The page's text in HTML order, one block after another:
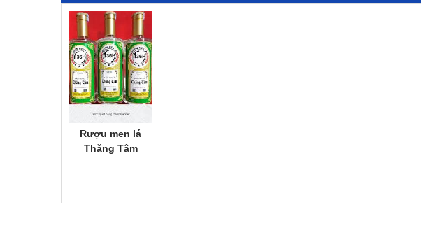
Rượu men lá
Thăng Tâm